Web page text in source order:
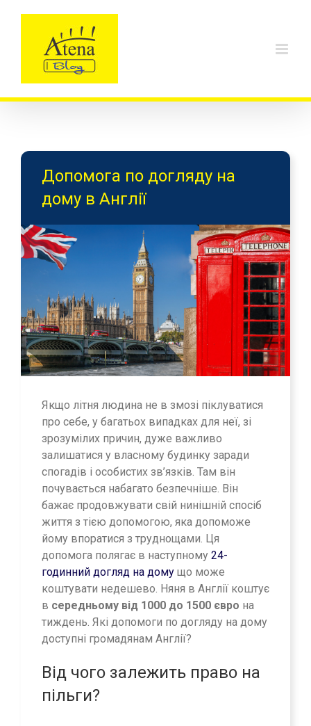
Допомога по догляду на
дому в Англії
Якщо літня людина не в змозі піклуватися
про себе, у багатьох випадках для неї, зі
зрозумілих причин, дуже важливо
залишатися у власному будинку заради
спогадів і особистих зв’язків. Там він
почувається набагато безпечніше. Він
бажає продовжувати свій нинішній спосіб
життя з тією допомогою, яка допоможе
йому впоратися з труднощами. Ця
допомога полягає в наступному 24-
годинний догляд на дому що може
коштувати недешево. Няня в Англії коштує
в середньому від 1000 до 1500 євро на
тиждень. Які допомоги по догляду на дому
доступні громадянам Англії?
Від чого залежить право на
пільги?